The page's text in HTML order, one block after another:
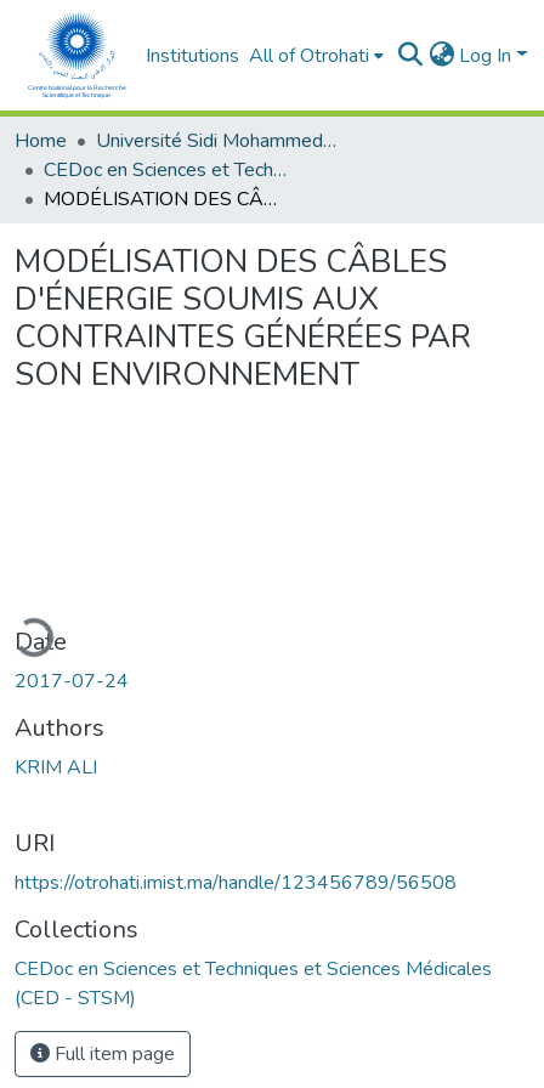
Institutions All of Otrohati Log In
Home
Université Sidi Mohammed Ben Abdellah - Fès
CEDoc en Sciences et Techniques et Sciences Médicales (CED - STSM)
MODÉLISATION DES CÂBLES D'ÉNERGIE SOUMIS AUX CONTRAINTES GÉNÉRÉES PAR SON ENVIRONNEMENT
MODÉLISATION DES CÂBLES
D'ÉNERGIE SOUMIS AUX
CONTRAINTES GÉNÉRÉES PAR
SON ENVIRONNEMENT
Date
2017-07-24
Authors
KRIM ALI
URI
https://otrohati.imist.ma/handle/123456789/56508
Collections
CEDoc en Sciences et Techniques et Sciences Médicales
(CED - STSM)
Full item page